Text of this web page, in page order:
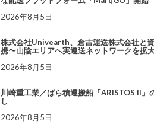
2026年8月5日
株式会社Univearth、倉吉運送株式会社と
携〜山陰エリアへ実運送ネットワークを拡
2026年8月5日
川崎重工業／ばら積運搬船「ARISTOS II」
し
2026年8月5日